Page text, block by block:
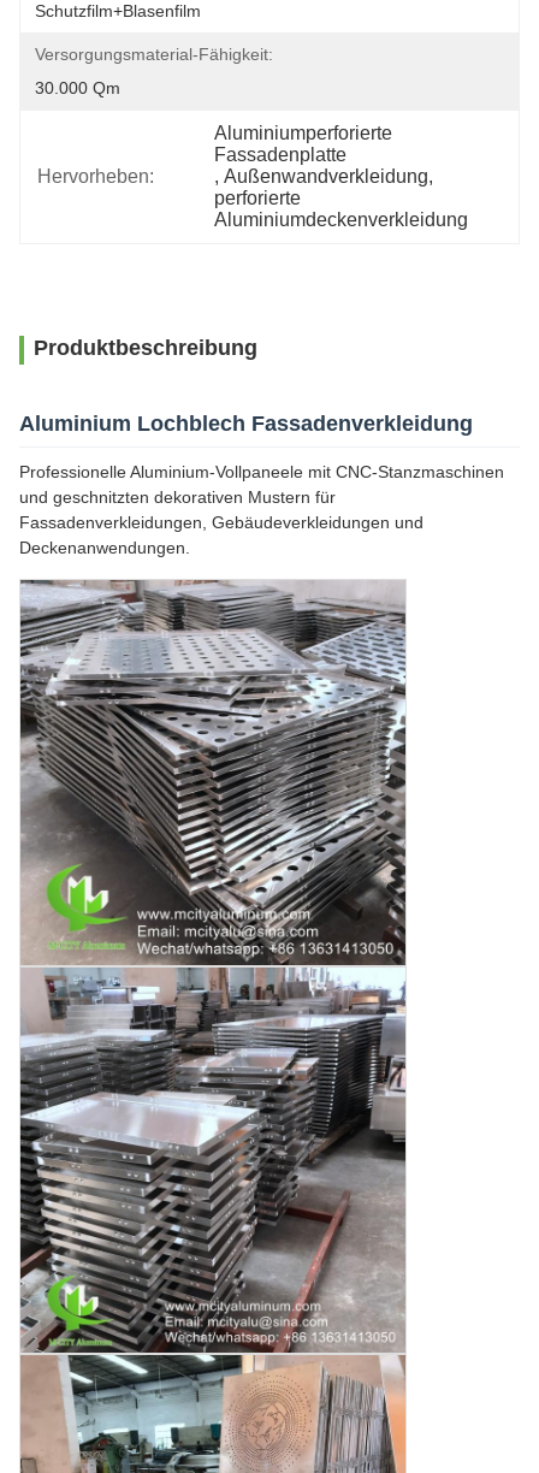
Schutzfilm+Blasenfilm
Versorgungsmaterial-Fähigkeit:
30.000 Qm
Hervorheben:
Aluminiumperforierte
Fassadenplatte
, Außenwandverkleidung,
perforierte
Aluminiumdeckenverkleidung
Produktbeschreibung
Aluminium Lochblech Fassadenverkleidung
Professionelle Aluminium-Vollpaneele mit CNC-Stanzmaschinen
und geschnitzten dekorativen Mustern für
Fassadenverkleidungen, Gebäudeverkleidungen und
Deckenanwendungen.